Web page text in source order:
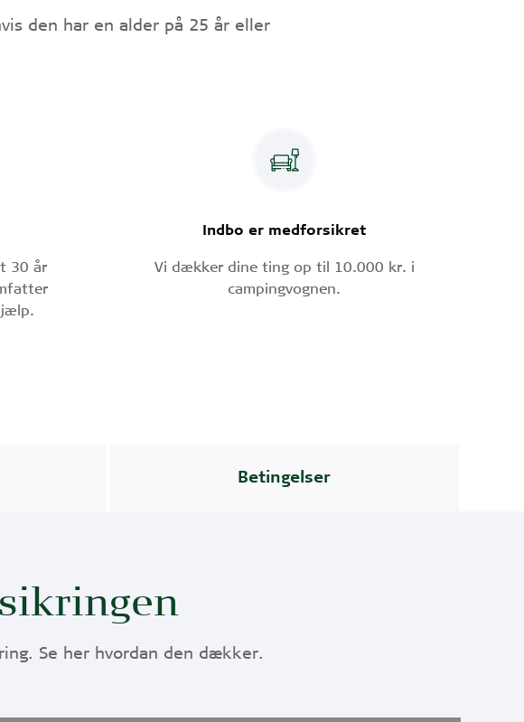
den har en alder på 25 år eller
30 år
Indbo er medforsikret
Vi dækker dine ting op til 10.000 kr. i
campingvognen.
Betingelser
Se her hvordan den dækker.